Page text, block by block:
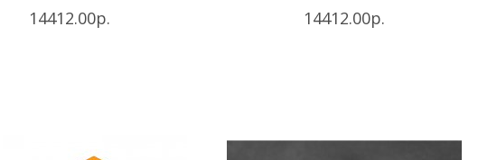
14412.00р. 14412.00р.